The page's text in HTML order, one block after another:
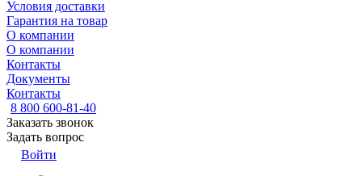
Условия доставки
Гарантия на товар
О компании
О компании
Контакты
Документы
Контакты
8 800 600-81-40
Заказать звонок
Задать вопрос
Войти